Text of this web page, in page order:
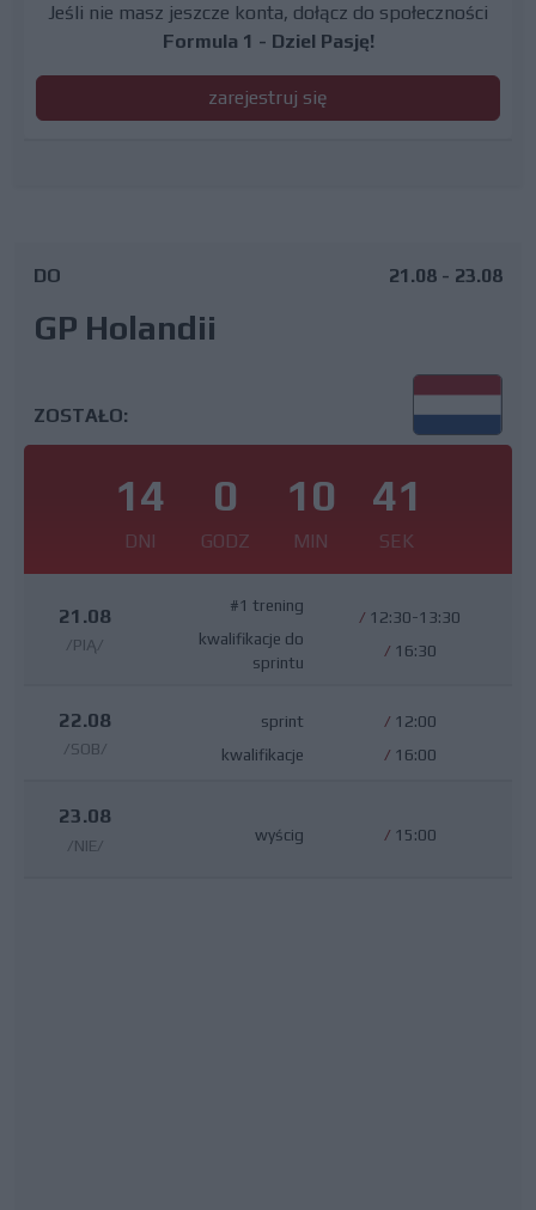
Jeśli nie masz jeszcze konta, dołącz do społeczności
Formula 1 - Dziel Pasję!
zarejestruj się
DO
GP Holandii
21.08 - 23.08
ZOSTAŁO:
14
DNI
0
GODZ
10
MIN
40
SEK
21.08
/PIĄ/
#1 trening
kwalifikacje do
sprintu
/ 12:30-13:30
/ 16:30
22.08
/SOB/
sprint
kwalifikacje
/ 12:00
/ 16:00
23.08
/NIE/
wyścig / 15:00